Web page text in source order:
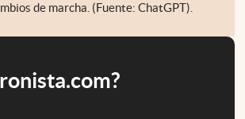
de marcha. (Fuente: ChatGPT).